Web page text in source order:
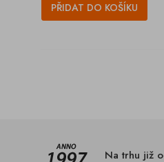
PŘIDAT DO KOŠÍKU
Na trhu již